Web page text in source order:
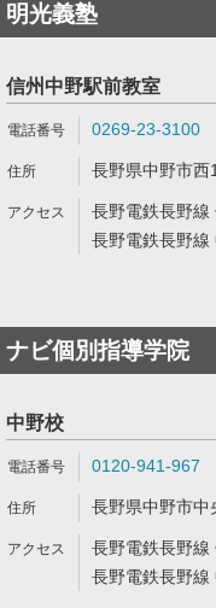
明光義塾
信州中野駅前教室
0269-23-3100
長野県中野市
長野電鉄長野線
長野電鉄長野線
ナビ個別指導学院
中野校
0120-941-967
長野県中野市中
長野電鉄長野線
長野電鉄長野線